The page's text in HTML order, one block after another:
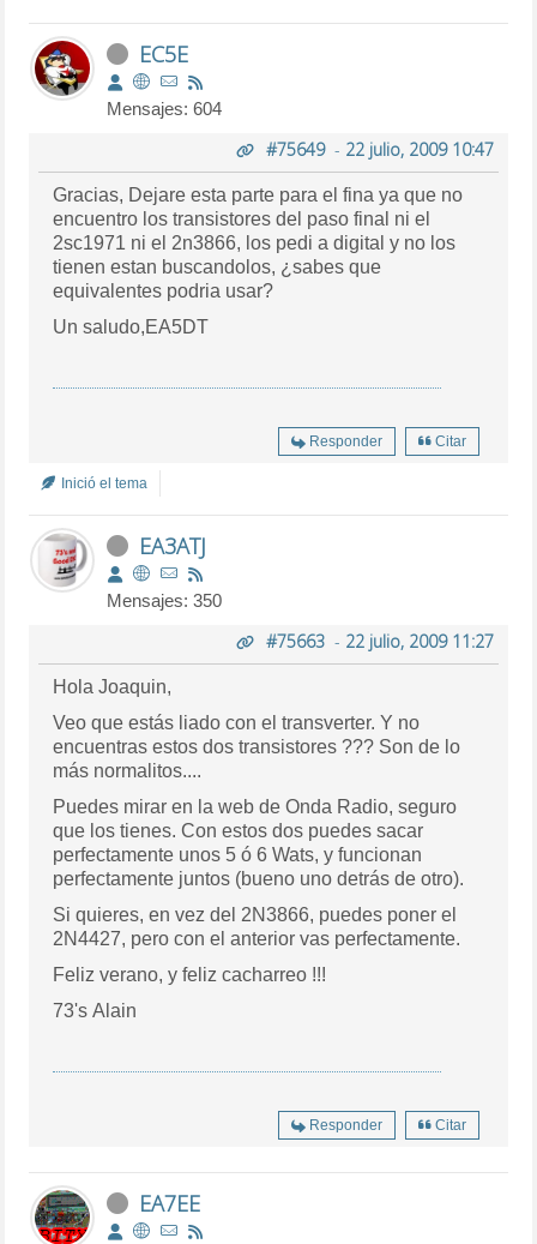
EC5E
Mensajes: 604
#75649- 22 julio, 2009 10:47
Gracias, Dejare esta parte para el fina ya que no
encuentro los transistores del paso final ni el
2sc1971 ni el 2n3866, los pedi a digital y no los
tienen estan buscandolos, ¿sabes que
equivalentes podria usar?
Un saludo,EA5DT
Responder Citar
Inició el tema
EA3ATJ
Mensajes: 350
#75663- 22 julio, 2009 11:27
Hola Joaquin,
Veo que estás liado con el transverter. Y no
encuentras estos dos transistores ??? Son de lo
más normalitos....
Puedes mirar en la web de Onda Radio, seguro
que los tienes. Con estos dos puedes sacar
perfectamente unos 5 ó 6 Wats, y funcionan
perfectamente juntos (bueno uno detrás de otro).
Si quieres, en vez del 2N3866, puedes poner el
2N4427, pero con el anterior vas perfectamente.
Feliz verano, y feliz cacharreo !!!
73's Alain
Responder Citar
EA7EE